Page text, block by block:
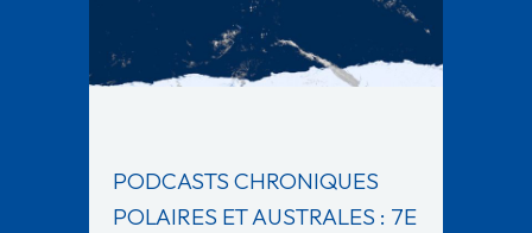
PODCASTS CHRONIQUES
POLAIRES ET AUSTRALES : 7E